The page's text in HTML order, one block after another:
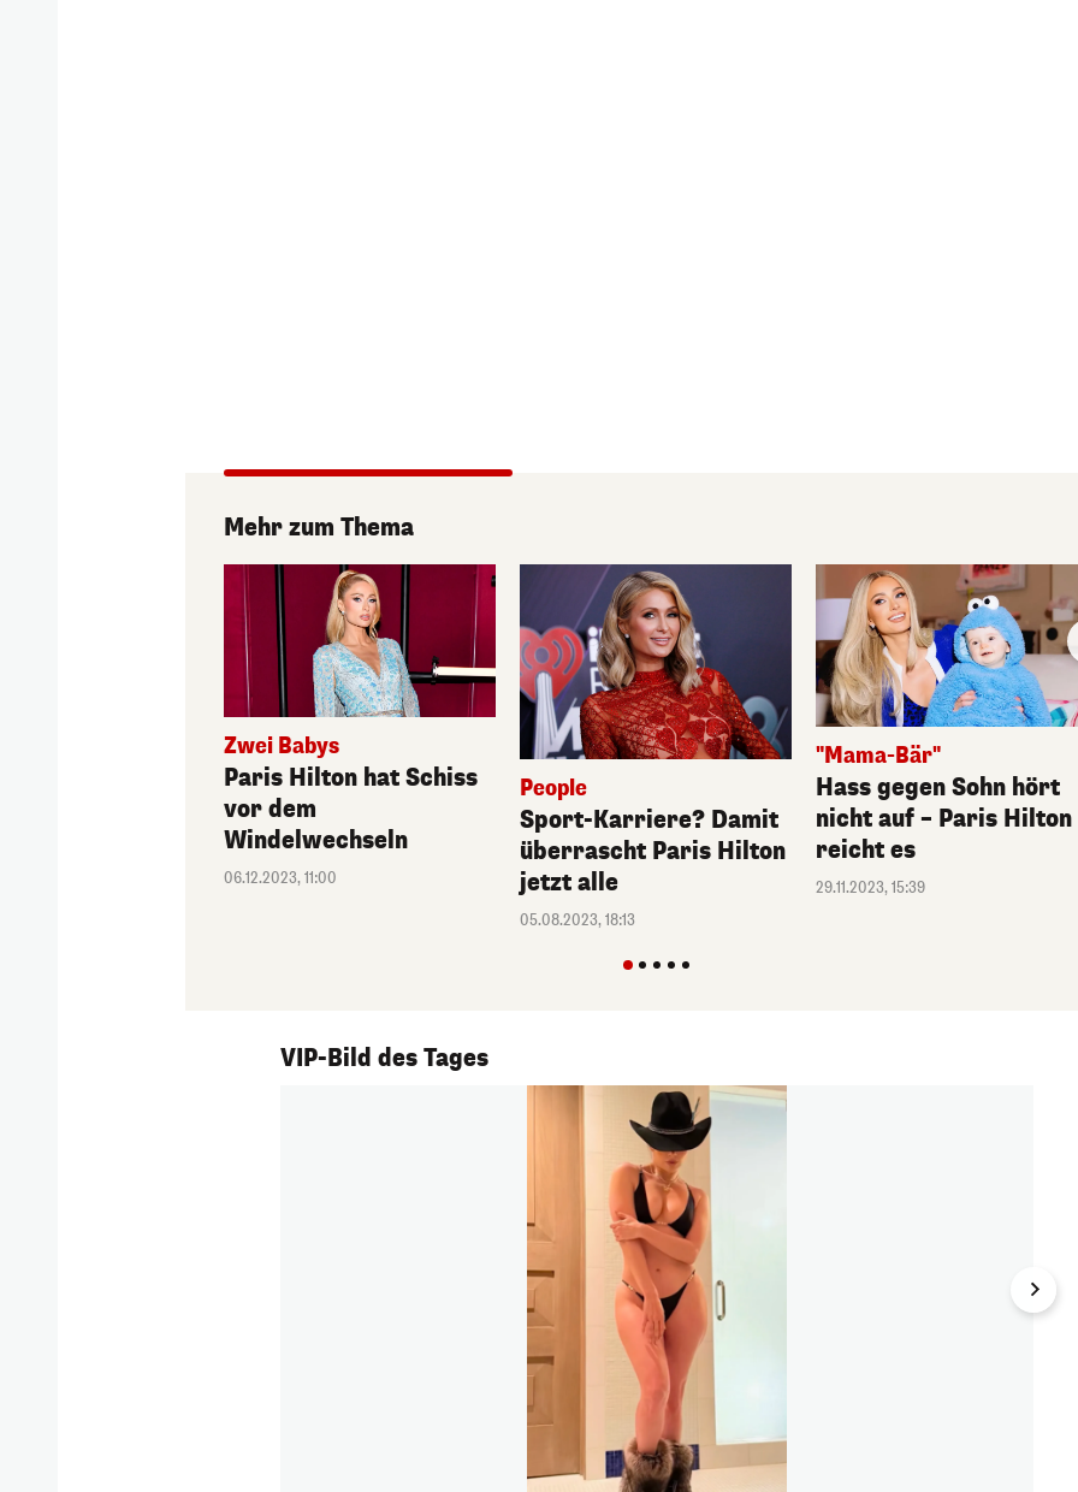
Mehr zum Thema
Zwei Babys
Paris Hilton hat Schiss
vor dem
Windelwechseln
06.12.2023, 11:00
People
Sport-Karriere? Damit
überrascht Paris Hilton
jetzt alle
05.08.2023, 18:13
"Mama-Bär"
Hass gegen Sohn hört
nicht auf – Paris Hilton
reicht es
29.11.2023, 15:39
VIP-Bild des Tages
1/231